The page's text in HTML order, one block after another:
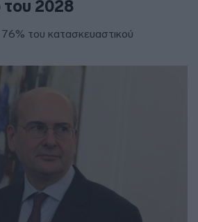
του 2028
του κατασκευαστικού